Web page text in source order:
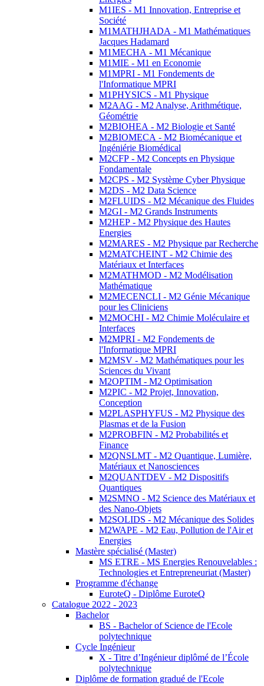
M1IES - M1 Innovation, Entreprise et
Société
M1MATHJHADA - M1 Mathématiques
Jacques Hadamard
M1MECHA - M1 Mécanique
M1MIE - M1 en Economie
M1MPRI - M1 Fondements de
l'Informatique MPRI
M1PHYSICS - M1 Physique
M2AAG - M2 Analyse, Arithmétique,
Géométrie
M2BIOHEA - M2 Biologie et Santé
M2BIOMECA - M2 Biomécanique et
Ingéniérie Biomédical
M2CFP - M2 Concepts en Physique
Fondamentale
M2CPS - M2 Système Cyber Physique
M2DS - M2 Data Science
M2FLUIDS - M2 Mécanique des Fluides
M2GI - M2 Grands Instruments
M2HEP - M2 Physique des Hautes
Energies
M2MARES - M2 Physique par Recherche
M2MATCHEINT - M2 Chimie des
Matériaux et Interfaces
M2MATHMOD - M2 Modélisation
Mathématique
M2MECENCLI - M2 Génie Mécanique
pour les Cliniciens
M2MOCHI - M2 Chimie Moléculaire et
Interfaces
M2MPRI - M2 Fondements de
l'Informatique MPRI
M2MSV - M2 Mathématiques pour les
Sciences du Vivant
M2OPTIM - M2 Optimisation
M2PIC - M2 Projet, Innovation,
Conception
M2PLASPHYFUS - M2 Physique des
Plasmas et de la Fusion
M2PROBFIN - M2 Probabilités et
Finance
M2QNSLMT - M2 Quantique, Lumière,
Matériaux et Nanosciences
M2QUANTDEV - M2 Dispositifs
Quantiques
M2SMNO - M2 Science des Matériaux et
des Nano-Objets
M2SOLIDS - M2 Mécanique des Solides
M2WAPE - M2 Eau, Pollution de l'Air et
Energies
Mastère spécialisé (Master)
MS ETRE - MS Energies Renouvelables :
Technologies et Entrepreneuriat (Master)
Programme d'échange
EuroteQ - Diplôme EuroteQ
Catalogue 2022 - 2023
Bachelor
BS - Bachelor of Science de l'Ecole
polytechnique
Cycle Ingénieur
X - Titre d’Ingénieur diplômé de l’École
polytechnique
Diplôme de formation gradué de l'Ecole